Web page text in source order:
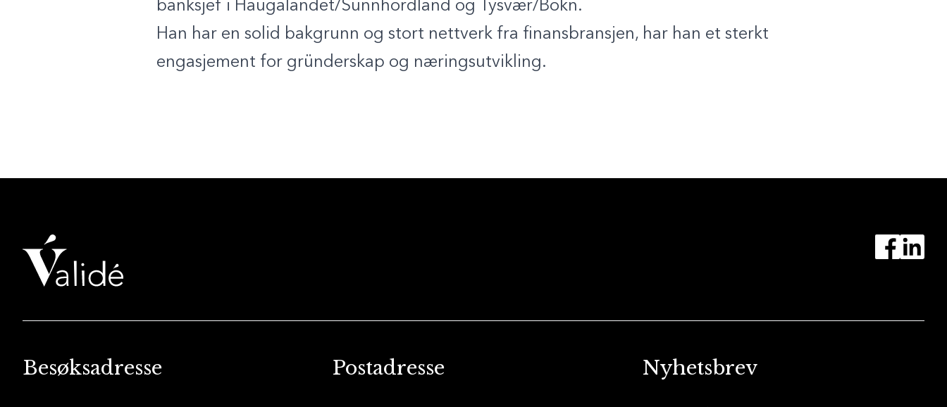
banksjef i Haugalandet/Sunnhordland og Tysvær/Bokn.
Han har en solid bakgrunn og stort nettverk fra finansbransjen, har han et sterkt
engasjement for gründerskap og næringsutvikling.
Besøksadresse Postadresse Nyhetsbrev